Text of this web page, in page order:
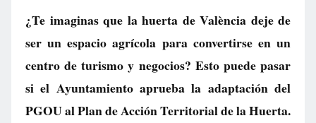
¿Te imaginas que la huerta de València deje de
ser un espacio agrícola para convertirse en un
centro de turismo y negocios? Esto puede pasar
si el Ayuntamiento aprueba la adaptación del
PGOU al Plan de Acción Territorial de la Huerta.